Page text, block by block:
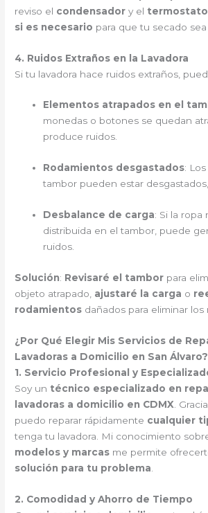
reviso el condensador y el termostato
si es necesario para que tu secado
4. Ruidos Extraños en la Lavadora
Si tu lavadora hace ruidos extraños,
Elementos atrapados en el
monedas o botones se quedan
produce ruidos.
Rodamientos desgastados: Los
tambor pueden estar
Desbalance de carga: Si la ropa
distribuida en el tambor, puede
ruidos.
Solución: Revisaré el tambor para
objeto atrapado, ajustaré la carga o
rodamientos dañados para eliminar los
¿Por Qué Elegir Mis Servicios de
Lavadoras a Domicilio en San Álvaro?
1. Servicio Profesional y
Soy un técnico especializado en
lavadoras a domicilio en CDMX .
puedo reparar rápidamente cualquier
tenga tu lavadora. Mi conocimiento
modelos y marcas me permite
solución para tu problema
2. Comodidad y Ahorro de Tiempo